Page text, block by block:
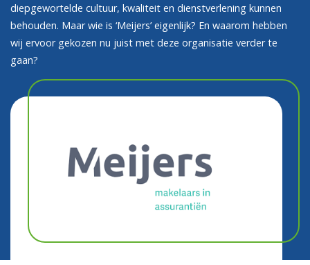
diepgewortelde cultuur, kwaliteit en dienstverlening kunnen
behouden. Maar wie is ‘Meijers’ eigenlijk? En waarom hebben
wij ervoor gekozen nu juist met deze organisatie verder te
gaan?